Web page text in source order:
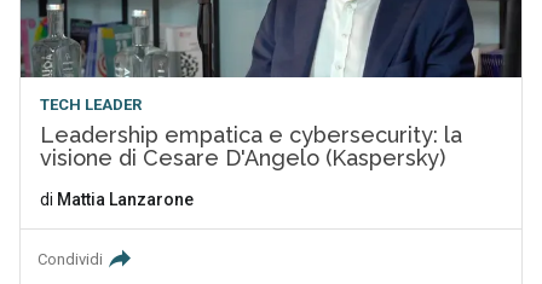
TECH LEADER
Leadership empatica e cybersecurity: la
visione di Cesare D'Angelo (Kaspersky)
di Mattia Lanzarone
Condividi